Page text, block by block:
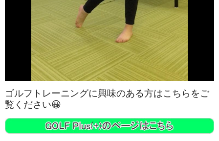
ゴルフトレーニングに興味のある方はこちらをご
覧ください😀